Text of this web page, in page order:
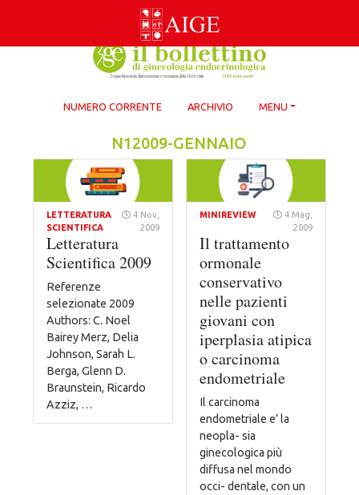
NUMERO CORRENTE ARCHIVIO MENU
N12009-GENNAIO
LETTERATURA
SCIENTIFICA
4 Nov,
2009
Letteratura
Scientifica 2009
Referenze
selezionate 2009
Authors: C. Noel
Bairey Merz, Delia
Johnson, Sarah L.
Berga, Glenn D.
Braunstein, Ricardo
Azziz, …
MINIREVIEW
4 Mag,
2009
Il trattamento
ormonale
conservativo
nelle pazienti
giovani con
iperplasia atipica
o carcinoma
endometriale
Il carcinoma
endometriale e’ la
neopla- sia
ginecologica più
diffusa nel mondo
occi- dentale, con un